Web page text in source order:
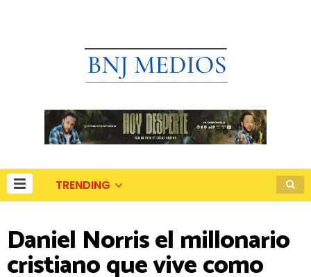
TRENDING
Daniel Norris el millonario
cristiano que vive como